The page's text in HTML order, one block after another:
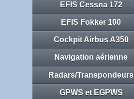
EFIS Cessna 172
EFIS Fokker 100
Cockpit Airbus A350
Navigation aérienne
Radars/Transpondeurs
GPWS et EGPWS